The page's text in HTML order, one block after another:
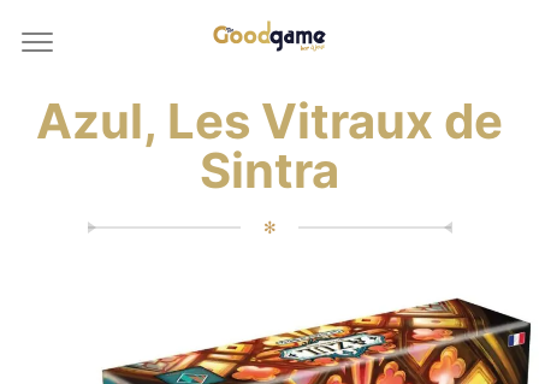
Azul, Les Vitraux de
Sintra
✻